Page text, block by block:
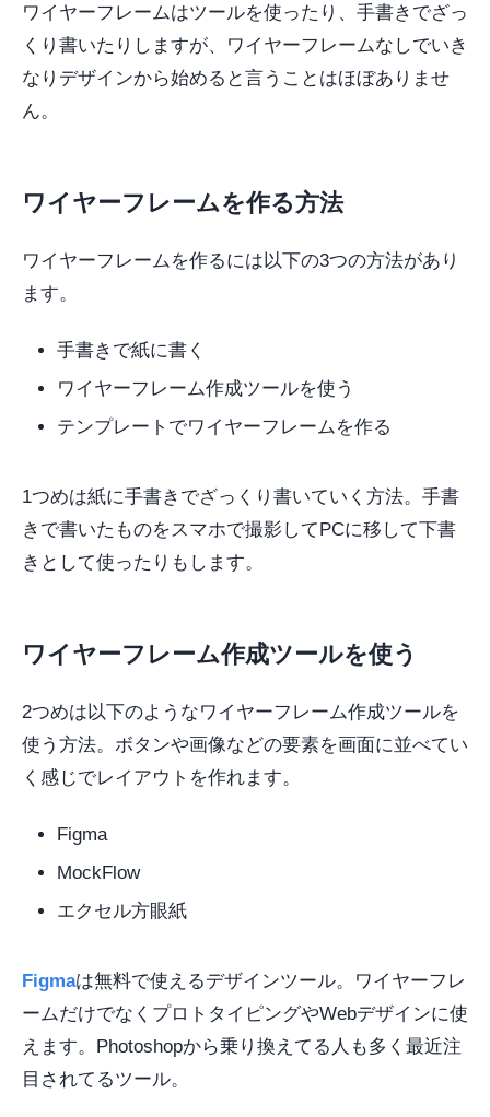
ワイヤーフレームはツールを使ったり、手書きでざっ
くり書いたりしますが、ワイヤーフレームなしでいき
なりデザインから始めると言うことはほぼありませ
ん。
ワイヤーフレームを作る方法
ワイヤーフレームを作るには以下の3つの方法があり
ます。
手書きで紙に書く
ワイヤーフレーム作成ツールを使う
テンプレートでワイヤーフレームを作る
1つめは紙に手書きでざっくり書いていく方法。手書
きで書いたものをスマホで撮影してPCに移して下書
きとして使ったりもします。
ワイヤーフレーム作成ツールを使う
2つめは以下のようなワイヤーフレーム作成ツールを
使う方法。ボタンや画像などの要素を画面に並べてい
く感じでレイアウトを作れます。
Figma
MockFlow
エクセル方眼紙
Figmaは無料で使えるデザインツール。ワイヤーフレ
ームだけでなくプロトタイピングやWebデザインに使
えます。Photoshopから乗り換えてる人も多く最近注
目されてるツール。